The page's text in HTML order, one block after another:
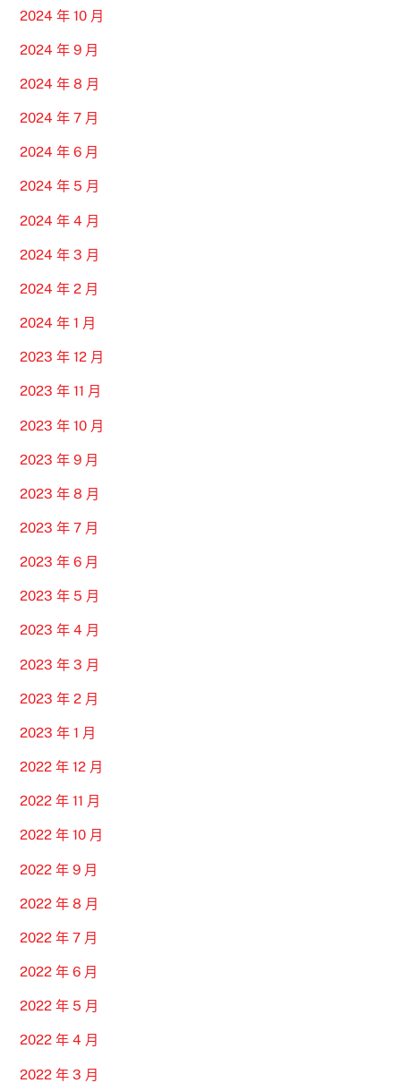
2024 年 10 月
2024 年 9 月
2024 年 8 月
2024 年 7 月
2024 年 6 月
2024 年 5 月
2024 年 4 月
2024 年 3 月
2024 年 2 月
2024 年 1 月
2023 年 12 月
2023 年 11 月
2023 年 10 月
2023 年 9 月
2023 年 8 月
2023 年 7 月
2023 年 6 月
2023 年 5 月
2023 年 4 月
2023 年 3 月
2023 年 2 月
2023 年 1 月
2022 年 12 月
2022 年 11 月
2022 年 10 月
2022 年 9 月
2022 年 8 月
2022 年 7 月
2022 年 6 月
2022 年 5 月
2022 年 4 月
2022 年 3 月